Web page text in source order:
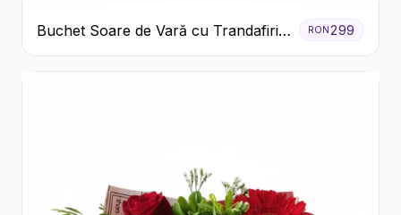
Buchet Soare de Vară cu Trandafiri
Galbeni și Crizanteme Albe
RON 299